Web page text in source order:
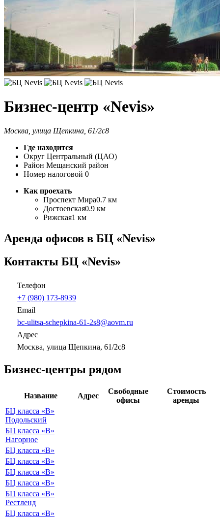
Бизнес-центр «Nevis»
Москва, улица Щепкина, 61/2с8
Где находится
Округ Центральный (ЦАО)
Район Мещанский район
Номер налоговой 0
Как проехать
Проспект Мира0.7 км
Достоевская0.9 км
Рижская1 км
Аренда офисов в БЦ «Nevis»
Контакты БЦ «Nevis»
Телефон
+7 (980) 173-8939
Email
bc-ulitsa-schepkina-61-2s8@aovm.ru
Адрес
Москва, улица Щепкина, 61/2с8
Бизнес-центры рядом
Название Адрес
Свободные
офисы
Стоимость
аренды
БЦ класса «B»
Подольский
БЦ класса «B»
Нагорное
БЦ класса «B»
БЦ класса «B»
БЦ класса «B»
БЦ класса «B»
БЦ класса «B»
Рестленд
БЦ класса «B»